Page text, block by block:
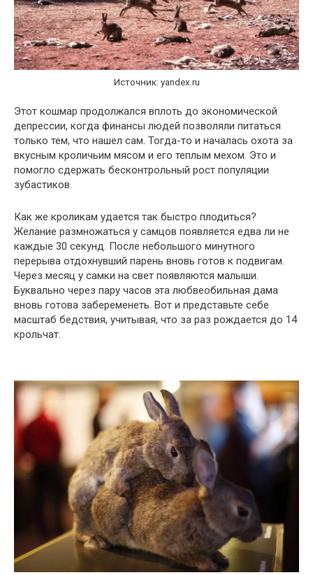
Источник: yandex.ru
Этот кошмар продолжался вплоть до экономической
депрессии, когда финансы людей позволяли питаться
только тем, что нашел сам. Тогда-то и началась охота за
вкусным кроличьим мясом и его теплым мехом. Это и
помогло сдержать бесконтрольный рост популяции
зубастиков.
Как же кроликам удается так быстро плодиться?
Желание размножаться у самцов появляется едва ли не
каждые 30 секунд. После небольшого минутного
перерыва отдохнувший парень вновь готов к подвигам.
Через месяц у самки на свет появляются малыши.
Буквально через пару часов эта любвеобильная дама
вновь готова забеременеть. Вот и представьте себе
масштаб бедствия, учитывая, что за раз рождается до 14
крольчат.